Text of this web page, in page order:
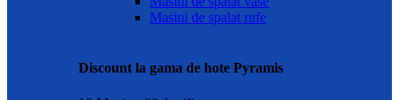
Masini de spalat rufe
Discount la gama de hote Pyramis